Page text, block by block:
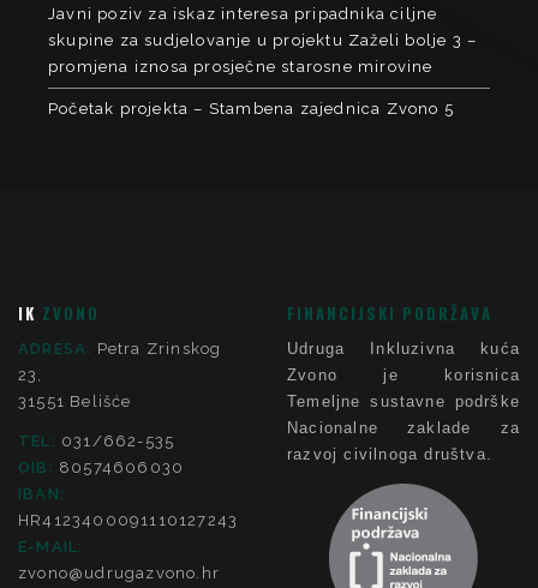
Javni poziv za iskaz interesa pripadnika ciljne
skupine za sudjelovanje u projektu Zaželi bolje 3 –
promjena iznosa prosječne starosne mirovine
Početak projekta – Stambena zajednica Zvono 5
IK ZVONO
ADRESA: Petra Zrinskog
23,
31551 Belišće
TEL: 031/662-535
OIB: 80574606030
IBAN:
HR4123400091110127243
E-MAIL:
zvono@udrugazvono.hr
FINANCIJSKI PODRŽAVA
Udruga Inkluzivna kuća
Zvono je korisnica
Temeljne sustavne podrške
Nacionalne zaklade za
razvoj civilnoga društva.